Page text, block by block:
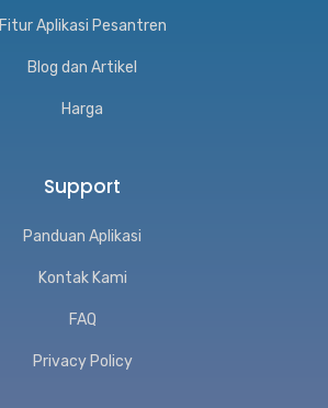
Fitur Aplikasi Pesantren
Blog dan Artikel
Harga
Support
Panduan Aplikasi
Kontak Kami
FAQ
Privacy Policy